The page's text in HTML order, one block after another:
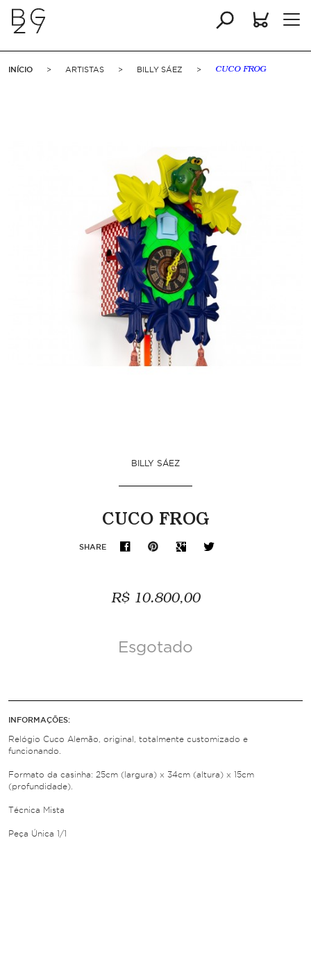
INÍCIO > ARTISTAS > BILLY SÁEZ > CUCO FROG
BILLY SÁEZ
CUCO FROG
SHARE
R$ 10.800,00
Esgotado
INFORMAÇÕES:
Relógio Cuco Alemão, original, totalmente customizado e
funcionando.
Formato da casinha: 25cm (largura) x 34cm (altura) x 15cm
(profundidade).
Técnica Mista
Peça Única 1/1